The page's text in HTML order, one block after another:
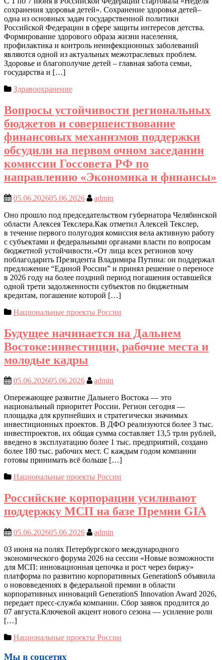
сохранения здоровья детей». Сохранение здоровья детей–
одна из основных задач государственной политики
Российской Федерации в сфере защиты интересов детства.
Формирование здорового образа жизни населения,
профилактика и контроль неинфекционных заболеваний
являются одной из актуальных межотраслевых проблем.
Здоровье и благополучие детей – главная забота семьи,
государства и […]
Здравоохранение
Вопросы устойчивости региональных
бюджетов и совершенствование
финансовых механизмов поддержки
обсудили на первом очном заседании
комиссии Госсовета РФ по
направлению «Экономика и финансы»
05.06.202605.06.2026
admin
Оно прошло под председательством губернатора Челябинской
области Алексея Текслера.Как отметил Алексей Текслер,
в течение первого полугодия комиссия вела активную работу
с субъектами и федеральными органами власти по вопросам
бюджетной устойчивости.«От лица всех регионов хочу
поблагодарить Президента Владимира Путина: он поддержал
предложение “Единой России” и принял решение о переносе
в 2026 году на более поздний период погашения оставшейся
одной трети задолженности субъектов по бюджетным
кредитам, погашение которой […]
Национальные проекты России
Будущее начинается на Дальнем
Востоке:инвестиции, рабочие места и
молодые кадры
05.06.202605.06.2026
admin
Опережающее развитие Дальнего Востока — это
национальный приоритет России. Регион сегодня —
площадка для крупнейших и стратегически значимых
инвестиционных проектов. В ДФО реализуются более 3 тыс.
инвестпроектов, их общая сумма составляет 13,5 трлн рублей,
введено в эксплуатацию более 1 тыс. предприятий, создано
более 180 тыс. рабочих мест. С каждым годом компании
готовы принимать всё больше […]
Национальные проекты России
Российские корпорации усиливают
поддержку МСП на базе Премии GIA
05.06.202605.06.2026
admin
03 июня на полях Петербургского международного
экономического форума 2026 на сессии «Новые возможности
для МСП: инновационная цепочка и рост через биржу»
платформа по развитию корпоративных GenerationS объявила
о нововведениях в федеральной премии в области
корпоративных инноваций GenerationS Innovation Award 2026,
передает пресс-служба компании. Сбор заявок продлится до
07 августа.Ключевой акцент нового сезона — усиление роли
[…]
Национальные проекты России
Мы в соцсетях